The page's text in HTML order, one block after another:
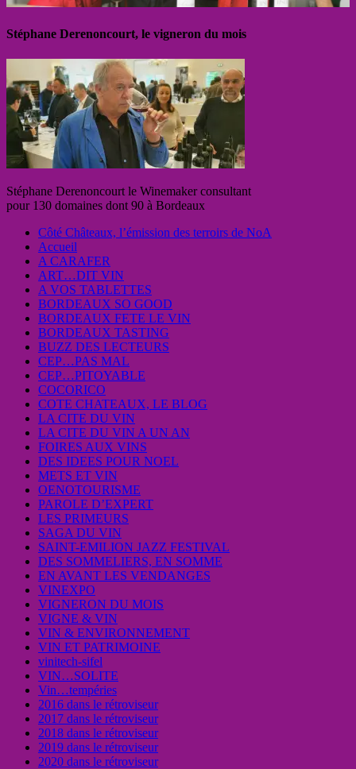
Stéphane Derenoncourt, le vigneron du mois
Stéphane Derenoncourt le Winemaker consultant
pour 130 domaines dont 90 à Bordeaux
Côté Châteaux, l’émission des terroirs de NoA
Accueil
A CARAFER
ART…DIT VIN
A VOS TABLETTES
BORDEAUX SO GOOD
BORDEAUX FETE LE VIN
BORDEAUX TASTING
BUZZ DES LECTEURS
CEP…PAS MAL
CEP…PITOYABLE
COCORICO
COTE CHATEAUX, LE BLOG
LA CITE DU VIN
LA CITE DU VIN A UN AN
FOIRES AUX VINS
DES IDEES POUR NOEL
METS ET VIN
OENOTOURISME
PAROLE D’EXPERT
LES PRIMEURS
SAGA DU VIN
SAINT-EMILION JAZZ FESTIVAL
DES SOMMELIERS, EN SOMME
EN AVANT LES VENDANGES
VINEXPO
VIGNERON DU MOIS
VIGNE & VIN
VIN & ENVIRONNEMENT
VIN ET PATRIMOINE
vinitech-sifel
VIN…SOLITE
Vin…tempéries
2016 dans le rétroviseur
2017 dans le rétroviseur
2018 dans le rétroviseur
2019 dans le rétroviseur
2020 dans le rétroviseur